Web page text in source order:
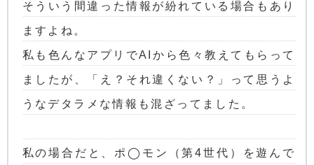
そういう間違った情報が紛れている場合もあり
ますよね。
私も色んなアプリでAIから色々教えてもらって
ましたが、「え？それ違くない？」って思うよ
うなデタラメな情報も混ざってました。
私の場合だと、ポ◯モン（第4世代）を遊んで